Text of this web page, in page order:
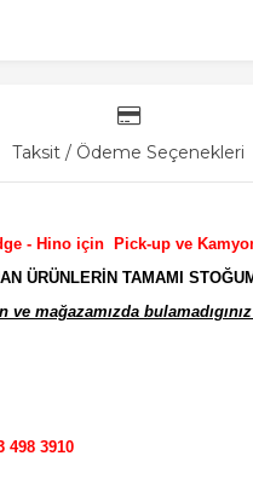
Taksit / Ödeme Seçenekleri
- Hino için Pick-up ve
ÜRÜNLERİN TAMAMI
ve mağazamızda
498 3910